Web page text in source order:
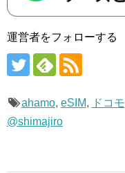
運営者をフォローする
ahamo, eSIM, ドコモ
@shimajiro